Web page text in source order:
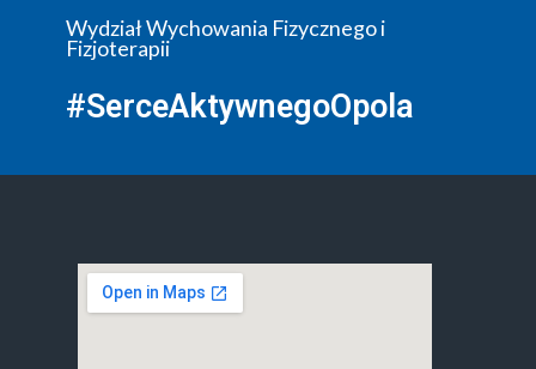
Wydział Wychowania Fizycznego i
Fizjoterapii
#SerceAktywnegoOpola